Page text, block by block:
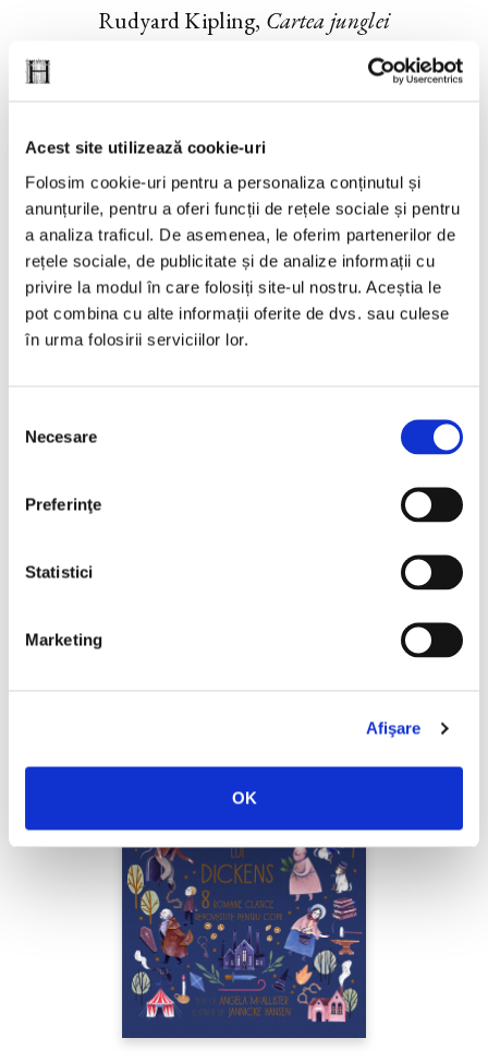
Acest site utilizează cookie-uri
Folosim cookie-uri pentru a personaliza conținutul și
anunțurile, pentru a oferi funcții de rețele sociale și pentru
a analiza traficul. De asemenea, le oferim partenerilor de
rețele sociale, de publicitate și de analize informații cu
privire la modul în care folosiți site-ul nostru. Aceștia le
pot combina cu alte informații oferite de dvs. sau culese
în urma folosirii serviciilor lor.
consimțământului
Necesare
Preferinţe
Statistici
Marketing
Afişare
OK
Rudyard Kipling, Cartea junglei
Celebrul Număr Nouă